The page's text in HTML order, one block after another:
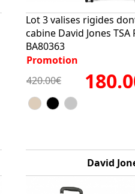
Lot 3 valises rigides
cabine David Jones TSA
BA80363
Promotion
420.00€
David